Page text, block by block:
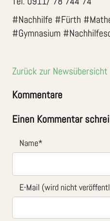
#Nachhilfe #Fürth
#Gymnasium
Zurück zur Newsübersicht
Kommentare
Einen Kommentar
Name*
E-Mail (wird nicht